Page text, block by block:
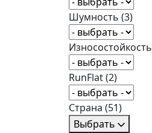
Шумность (3)
Износостойкость
RunFlat(2)
Страна (51)
Выбрать